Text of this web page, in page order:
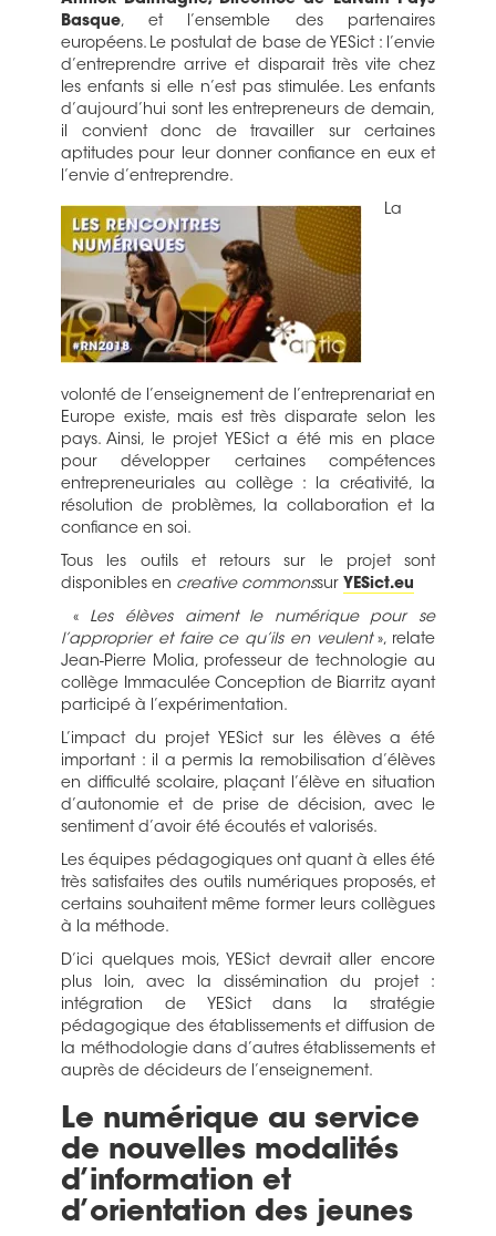
Basque, et l’ensemble des partenaires
européens. Le postulat de base de YESict : l’envie
d’entreprendre arrive et disparait très vite chez
les enfants si elle n’est pas stimulée. Les enfants
d’aujourd’hui sont les entrepreneurs de demain,
il convient donc de travailler sur certaines
aptitudes pour leur donner confiance en eux et
l’envie d’entreprendre.
La
volonté de l’enseignement de l’entreprenariat en
Europe existe, mais est très disparate selon les
pays. Ainsi, le projet YESict a été mis en place
pour développer certaines compétences
entrepreneuriales au collège : la créativité, la
résolution de problèmes, la collaboration et la
confiance en soi.
Tous les outils et retours sur le projet sont
disponibles en creative commonssur YESict.eu
« Les élèves aiment le numérique pour se
l’approprier et faire ce qu’ils en veulent», relate
Jean-Pierre Molia, professeur de technologie au
collège Immaculée Conception de Biarritz ayant
participé à l’expérimentation.
L’impact du projet YESict sur les élèves a été
important : il a permis la remobilisation d’élèves
en difficulté scolaire, plaçant l’élève en situation
d’autonomie et de prise de décision, avec le
sentiment d’avoir été écoutés et valorisés.
Les équipes pédagogiques ont quant à elles été
très satisfaites des outils numériques proposés, et
certains souhaitent même former leurs collègues
à la méthode.
D’ici quelques mois, YESict devrait aller encore
plus loin, avec la dissémination du projet :
intégration de YESict dans la stratégie
pédagogique des établissements et diffusion de
la méthodologie dans d’autres établissements et
auprès de décideurs de l’enseignement.
Le numérique au service
de nouvelles modalités
d’information et
d’orientation des jeunes